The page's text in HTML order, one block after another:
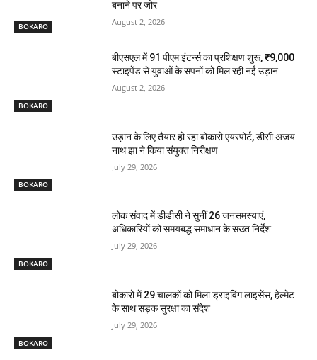
BOKARO
बनाने पर जोर
August 2, 2026
BOKARO
बीएसएल में 91 पीएम इंटर्न्स का प्रशिक्षण शुरू, ₹9,000
स्टाइपेंड से युवाओं के सपनों को मिल रही नई उड़ान
August 2, 2026
BOKARO
उड़ान के लिए तैयार हो रहा बोकारो एयरपोर्ट, डीसी अजय
नाथ झा ने किया संयुक्त निरीक्षण
July 29, 2026
BOKARO
लोक संवाद में डीडीसी ने सुनीं 26 जनसमस्याएं,
अधिकारियों को समयबद्ध समाधान के सख्त निर्देश
July 29, 2026
BOKARO
बोकारो में 29 चालकों को मिला ड्राइविंग लाइसेंस, हेल्मेट
के साथ सड़क सुरक्षा का संदेश
July 29, 2026